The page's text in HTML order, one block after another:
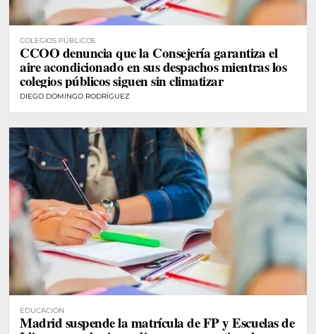
COLEGIOS PÚBLICOS
CCOO denuncia que la Consejería garantiza el
aire acondicionado en sus despachos mientras los
colegios públicos siguen sin climatizar
DIEGO DOMINGO RODRÍGUEZ
EDUCACIÓN
Madrid suspende la matrícula de FP y Escuelas de